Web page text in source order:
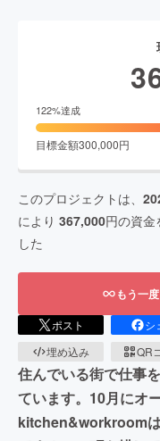
122%達成
目標金額300,000円
このプロジェクトは、
により 367,000円の資金
した
もう一
ポスト シ
埋め込み
QR
住んでいる街で仕事
ています。10月にオ
kitchen&workroom